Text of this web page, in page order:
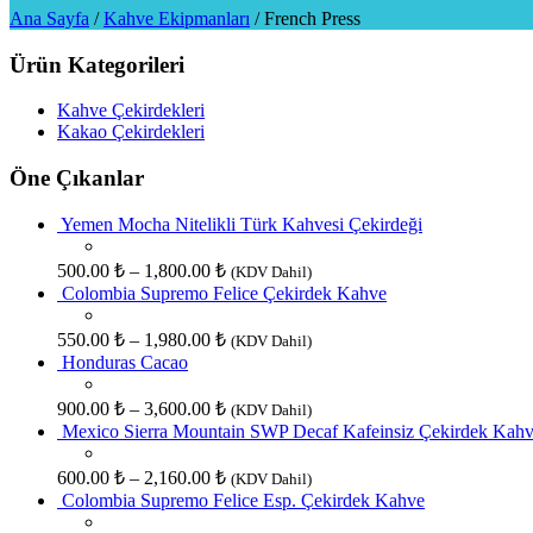
Ana Sayfa /Kahve Ekipmanları /French Press
Ürün Kategorileri
Kahve Çekirdekleri
Kakao Çekirdekleri
Öne Çıkanlar
Yemen Mocha Nitelikli Türk Kahvesi Çekirdeği
500.00 ₺ – 1,800.00 ₺ (KDV Dahil)
Colombia Supremo Felice Çekirdek Kahve
550.00 ₺ – 1,980.00 ₺ (KDV Dahil)
Honduras Cacao
900.00 ₺ – 3,600.00 ₺ (KDV Dahil)
Mexico Sierra Mountain SWP Decaf Kafeinsiz Çekirdek
600.00 ₺ – 2,160.00 ₺ (KDV Dahil)
Colombia Supremo Felice Esp. Çekirdek Kahve